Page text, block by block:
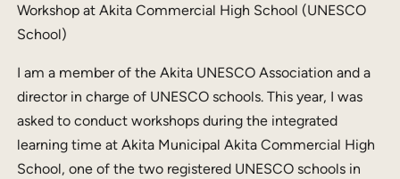
Workshop at Akita Commercial High School (UNESCO
School)
I am a member of the Akita UNESCO Association and a
director in charge of UNESCO schools. This year, I was
asked to conduct workshops during the integrated
learning time at Akita Municipal Akita Commercial High
School, one of the two registered UNESCO schools in